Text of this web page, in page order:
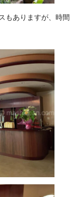
もありますが、時間